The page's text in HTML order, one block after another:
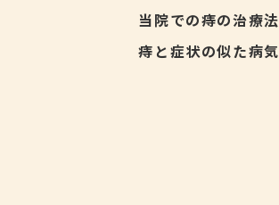
当院での痔の治療法
痔と症状の似た病気